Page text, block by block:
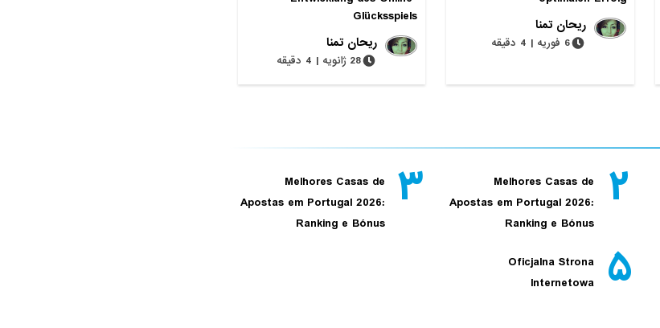
ریحان تمنا
6 فوریه | 4 دقیقه
Glücksspiels
ریحان تمنا
28 ژانویه | 4 دقیقه
۲
Melhores Casas de
Apostas em Portugal 2026:
Ranking e Bónus
۳
Melhores Casas de
Apostas em Portugal 2026:
Ranking e Bónus
۵
Oficjalna Strona
Internetowa